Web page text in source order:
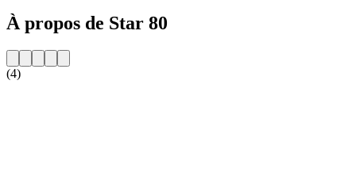
À propos de Star 80
(4)